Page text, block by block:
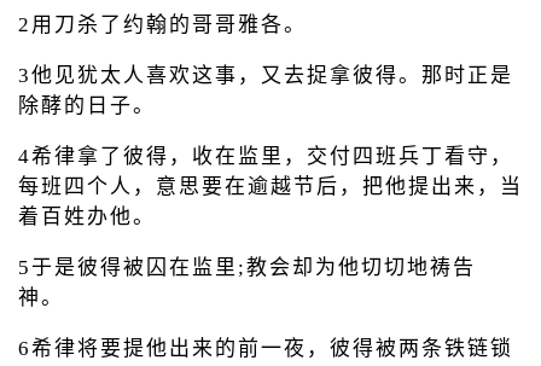
2用刀杀了约翰的哥哥雅各。
3他见犹太人喜欢这事，又去捉拿彼得。那时正是
除酵的日子。
4希律拿了彼得，收在监里，交付四班兵丁看守，
每班四个人，意思要在逾越节后，把他提出来，当
着百姓办他。
5于是彼得被囚在监里;教会却为他切切地祷告
神。
6希律将要提他出来的前一夜，彼得被两条铁链锁